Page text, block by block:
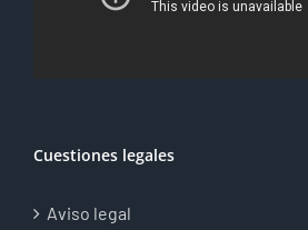
Cuestiones legales
Aviso legal